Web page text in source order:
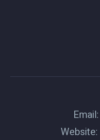
Email:
Website: